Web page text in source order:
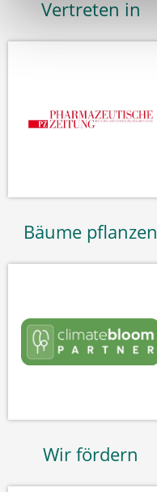
Vertreten in
Bäume pflanzen
Wir fördern